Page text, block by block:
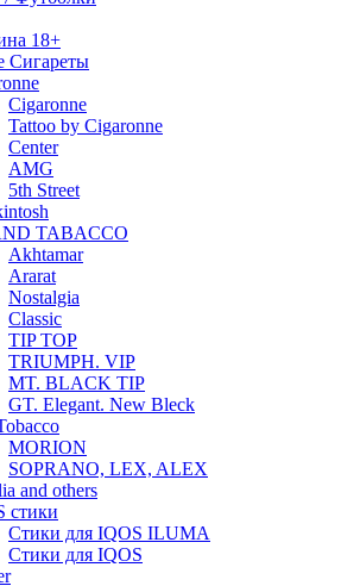
18+
Сигареты
Cigaronne
Tattoo by Cigaronne
Center
AMG
5th Street
TABACCO
Akhtamar
Ararat
Nostalgia
Classic
TIP TOP
TRIUMPH. VIP
MT. BLACK TIP
GT. Elegant. New Bleck
MORION
SOPRANO, LEX, ALEX
and others
стики
Стики для IQOS ILUMA
Стики для IQOS